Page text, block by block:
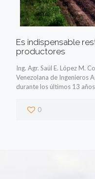
Es indispensable
productores
Ing. Agr. Saúl E. López M.
Venezolana de Ingenieros
durante los últimos 13
0